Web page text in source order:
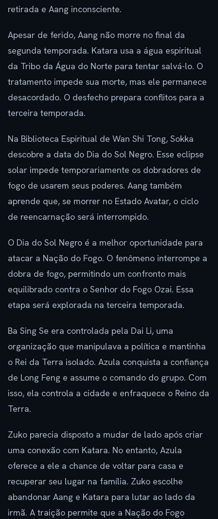
retirada e Aang inconsciente.
Apesar de ferido, Aang não morre no final da
segunda temporada. Katara usa a água espiritual
da Tribo da Água do Norte para tentar salvá-lo. O
tratamento impede sua morte, mas ele permanece
desacordado. O desfecho prepara conflitos para a
terceira temporada.
Na Biblioteca Espiritual de Wan Shi Tong, Sokka
descobre a data do Dia do Sol Negro. Esse eclipse
solar impede temporariamente os dobradores de
fogo de usarem seus poderes. Aang também
aprende que, se morrer no Estado Avatar, o ciclo
de reencarnação será interrompido.
O Dia do Sol Negro é a melhor oportunidade para
atacar a Nação do Fogo. O fenômeno interrompe a
dobra de fogo, permitindo um confronto mais
equilibrado contra o Senhor do Fogo Ozai. Essa
etapa será explorada na terceira temporada.
Ba Sing Se era controlada pela Dai Li, uma
organização que manipulava a política e mantinha
o Rei da Terra isolado. Azula conquista a confiança
de Long Feng e assume o comando do grupo. Com
isso, ela controla a cidade e enfraquece o Reino da
Terra.
Zuko parecia disposto a mudar de lado após criar
uma conexão com Katara. No entanto, Azula
oferece a ele a chance de voltar para casa e
recuperar seu lugar na família. Zuko escolhe
abandonar Aang e Katara para lutar ao lado da
irmã. A traição permite que a Nação do Fogo